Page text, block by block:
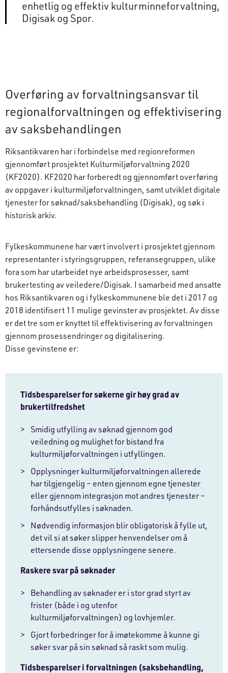
enhetlig og effektiv kulturminneforvaltning,
Digisak og Spor.
Overføring av forvaltningsansvar til
regional­forvaltningen og effektivisering
av saksbehandlingen
Riksantikvaren har i forbindelse med regionreformen
gjennomført prosjektet Kulturmiljøforvaltning 2020
(KF2020). KF2020 har forberedt og gjennomført overføring
av oppgaver i kulturmiljøforvaltningen, samt utviklet digitale
tjenester for søknad/saksbehandling (Digisak), og søk i
historisk arkiv.
Fylkeskommunene har vært involvert i prosjektet gjennom
representanter i styringsgruppen, referansegruppen, ulike
fora som har utarbeidet nye arbeidsprosesser, samt
brukertesting av veiledere/Digisak. I samarbeid med ansatte
hos Riksantikvaren og i fylkeskommunene ble det i 2017 og
2018 identifisert 11 mulige gevinster av prosjektet. Av disse
er det tre som er knyttet til effektivisering av forvaltningen
gjennom prosessendringer og digitalisering.
Disse gevinstene er:
Tidsbesparelser for søkerne gir høy grad av
brukertilfredshet
Smidig utfylling av søknad gjennom god
veiledning og mulighet for bistand fra
kulturmiljøforvaltningen i utfyllingen.
Opplysninger kulturmiljøforvaltningen allerede
har tilgjengelig – enten gjennom egne tjenester
eller gjennom integrasjon mot andres tjenester –
forhåndsutfylles i søknaden.
Nødvendig informasjon blir obligatorisk å fylle ut,
det vil si at søker slipper henvendelser om å
ettersende disse opplysningene senere.
Raskere svar på søknader
Behandling av søknader er i stor grad styrt av
frister (både i og utenfor
kulturmiljøforvaltningen) og lovhjemler.
Gjort forbedringer for å imøtekomme å kunne gi
søker svar på sin søknad så raskt som mulig.
Tidsbesparelser i forvaltningen (saksbehandling,